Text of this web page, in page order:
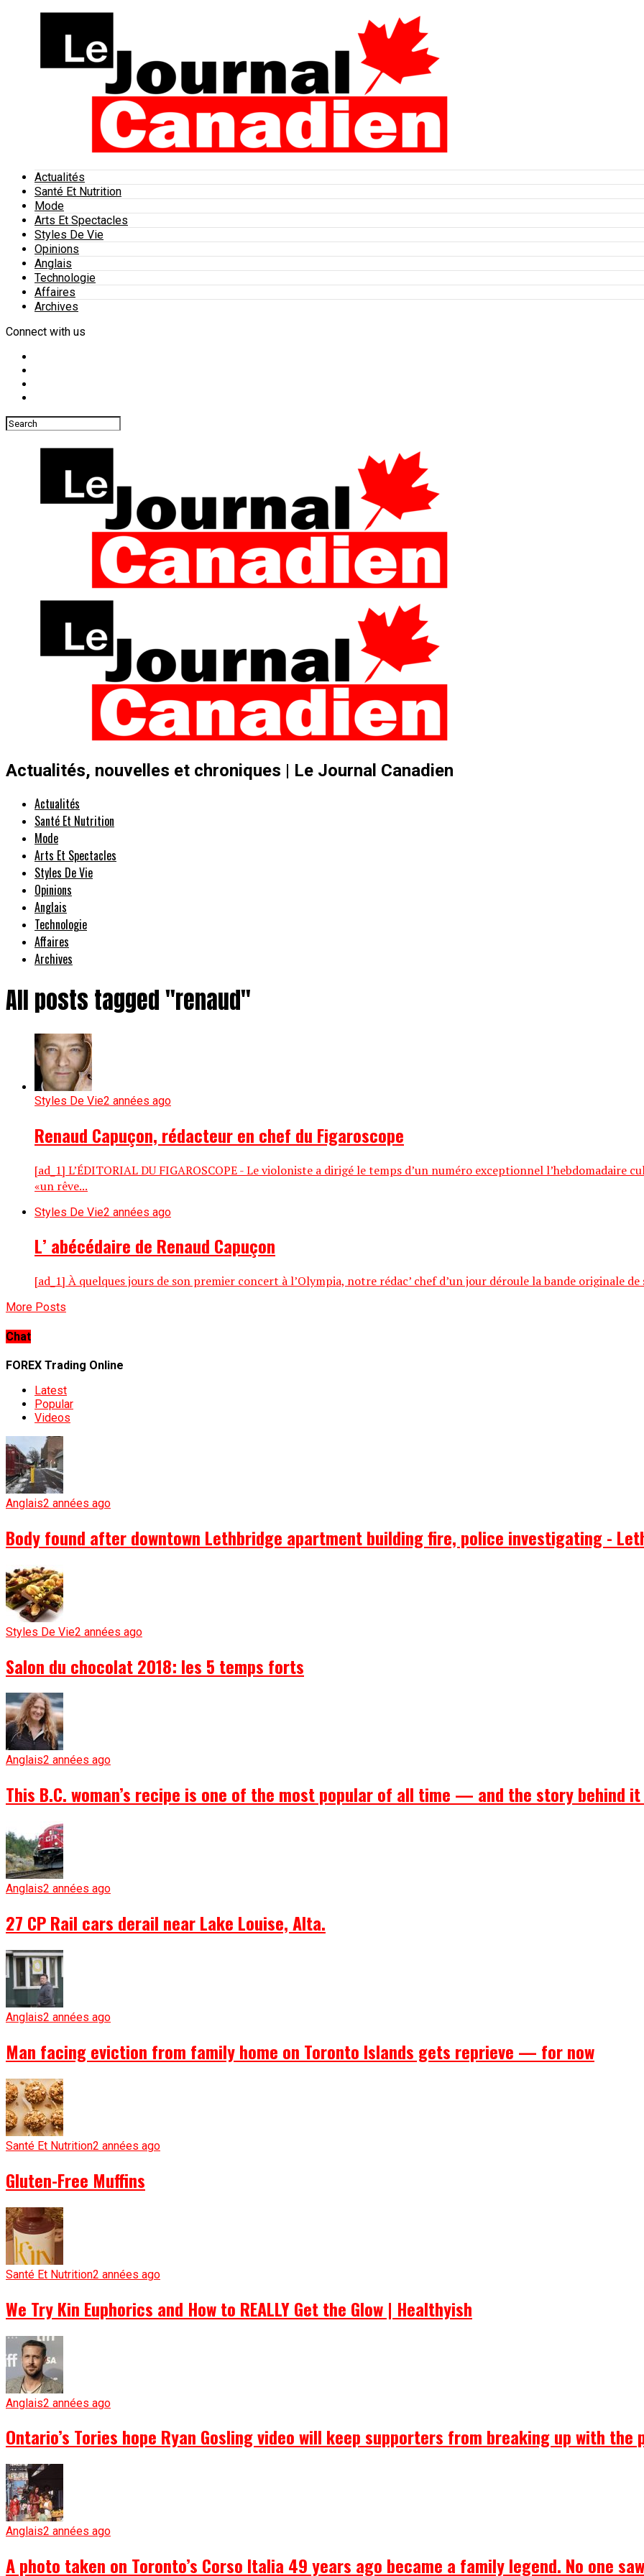
Actualités
Santé Et Nutrition
Mode
Arts Et Spectacles
Styles De Vie
Opinions
Anglais
Technologie
Affaires
Archives
Connect with us
Actualités, nouvelles et chroniques | Le Journal Canadien
Actualités
Santé Et Nutrition
Mode
Arts Et Spectacles
Styles De Vie
Opinions
Anglais
Technologie
Affaires
Archives
All posts tagged "renaud"
Styles De Vie2 années ago
Renaud Capuçon, rédacteur en chef du Figaroscope
[ad_1] L’ÉDITORIAL DU FIGAROSCOPE - Le violoniste a dirigé le temps d’un numéro exceptionnel
«un rêve...
Styles De Vie2 années ago
L’ abécédaire de Renaud Capuçon
[ad_1] À quelques jours de son premier concert à l’Olympia, notre rédac’ chef d’un jour déroule la bande originale de
More Posts
Chat
FOREX Trading Online
Latest
Popular
Videos
Anglais2 années ago
Body found after downtown Lethbridge apartment building fire, police investigating -
Styles De Vie2 années ago
Salon du chocolat 2018: les 5 temps forts
Anglais2 années ago
This B.C. woman’s recipe is one of the most popular of all time — and the story behind it
Anglais2 années ago
27 CP Rail cars derail near Lake Louise, Alta.
Anglais2 années ago
Man facing eviction from family home on Toronto Islands gets reprieve — for now
Santé Et Nutrition2 années ago
Gluten-Free Muffins
Santé Et Nutrition2 années ago
We Try Kin Euphorics and How to REALLY Get the Glow | Healthyish
Anglais2 années ago
Ontario’s Tories hope Ryan Gosling video will keep supporters from breaking up with the
Anglais2 années ago
A photo taken on Toronto’s Corso Italia 49 years ago became a family legend. No one